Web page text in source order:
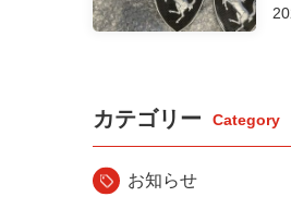
カテゴリー
お知らせ